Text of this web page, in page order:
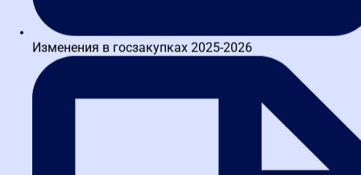
Курсы повышения
квалификации
Специалисты
углубить
Удостоверение
установленного
образца
Диплом о
Изменения в госзакупках 2025-2026